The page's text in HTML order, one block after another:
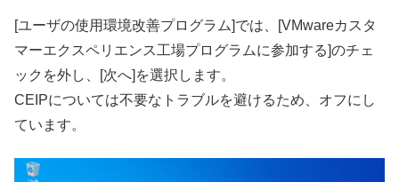
[ユーザの使用環境改善プログラム]では、[VMwareカスタ
マーエクスペリエンス工場プログラムに参加する]のチェ
ックを外し、[次へ]を選択します。
CEIPについては不要なトラブルを避けるため、オフにし
ています。